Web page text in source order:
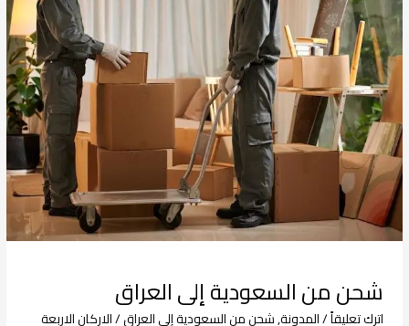
شحن من السعودية إلى العراق
اترك تعليقاً/المدونة,شحن من السعودية إلى العراق/الاركان الاربعة
السعودية
إلى
العراق